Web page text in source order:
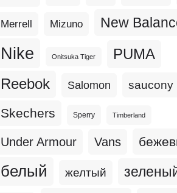
Merrell Mizuno New
Nike Onitsuka Tiger PUMA
Reebok Salomon saucony
Skechers Sperry Timberland
Under Armour Vans
белый желтый